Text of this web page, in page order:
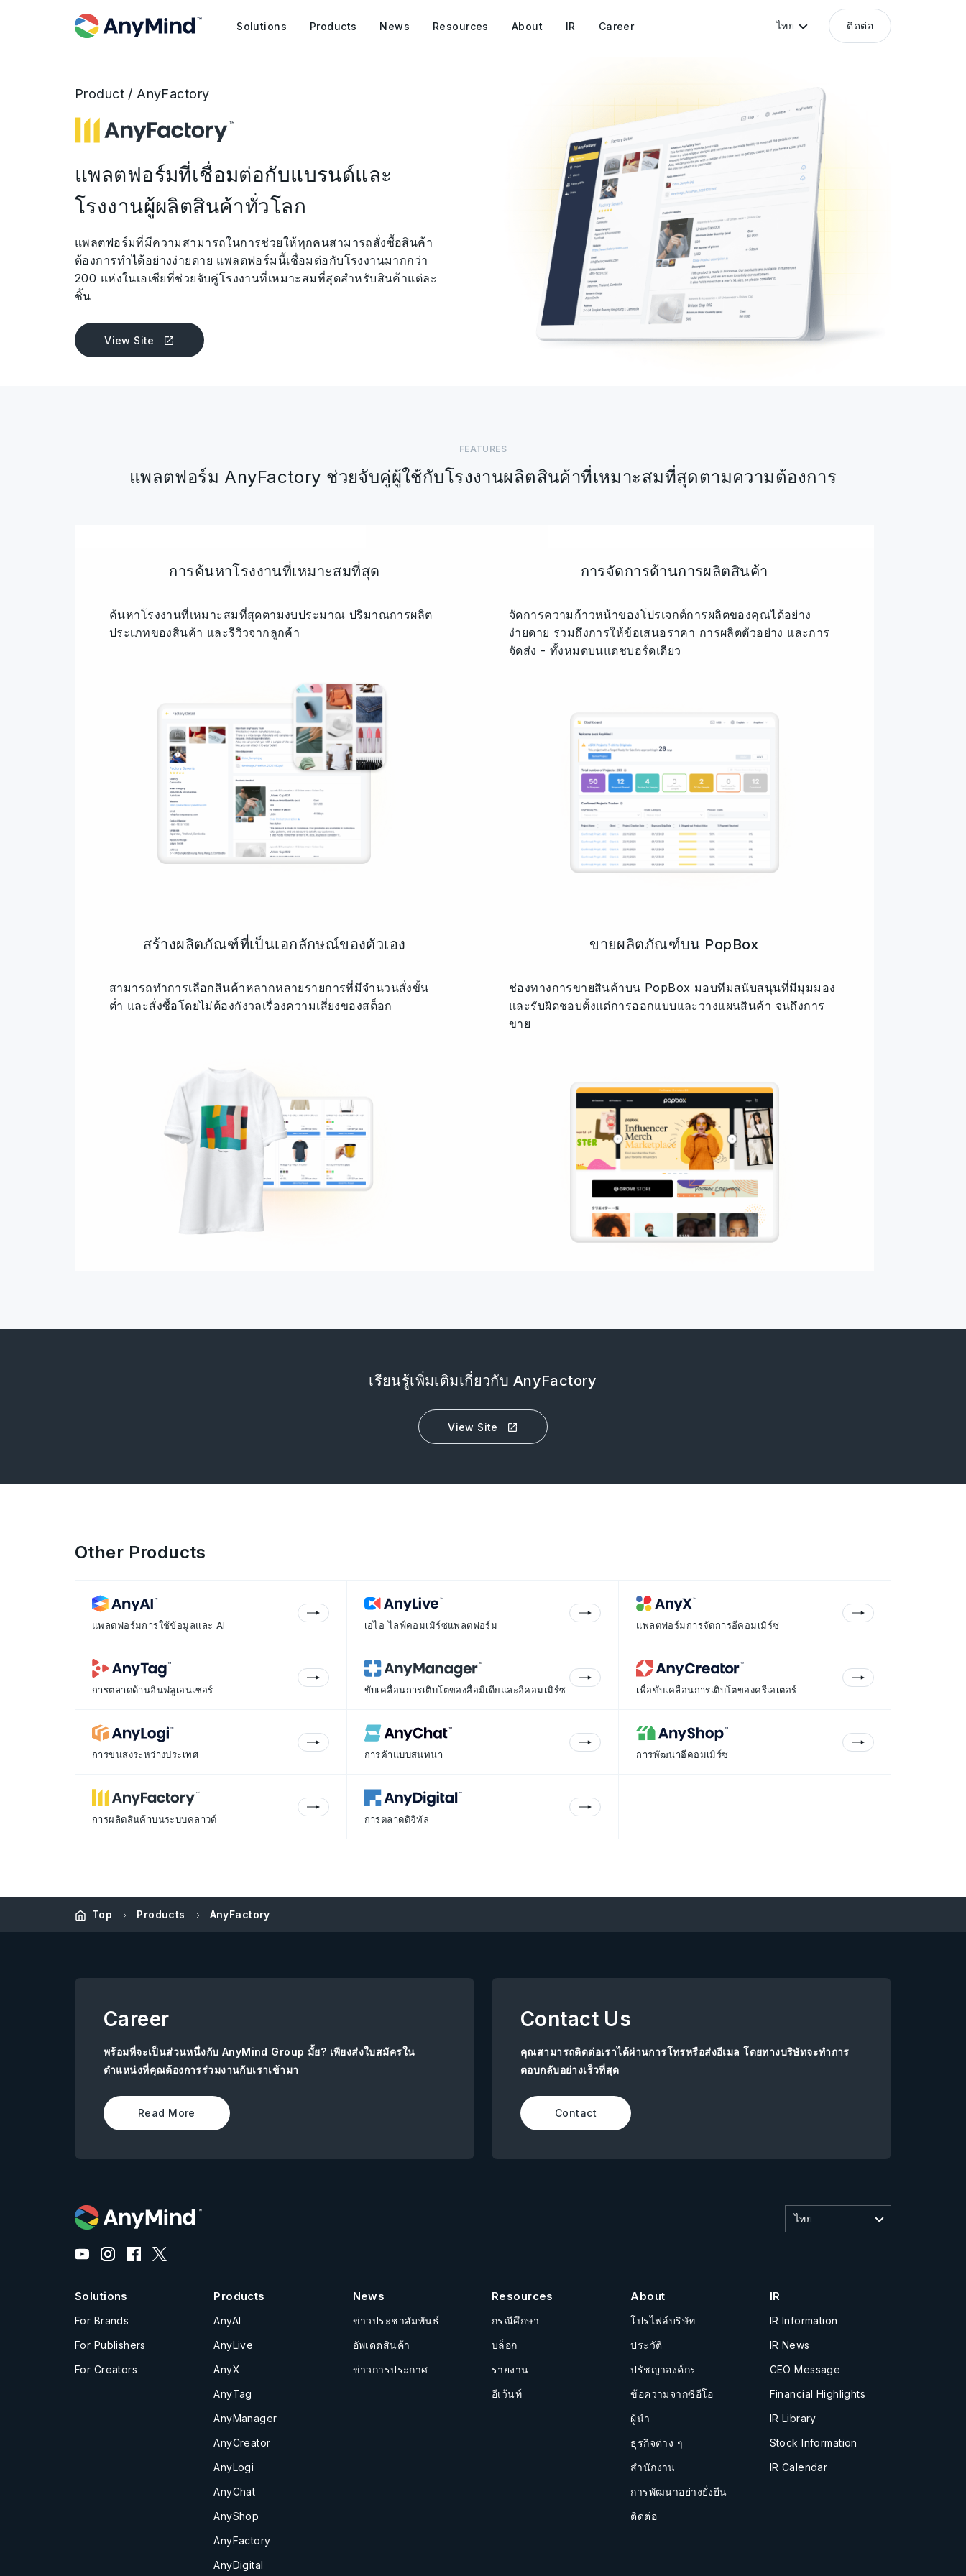
Solutions Products News Resources About IR Career ไทย ติดต่อ
Product / AnyFactory
แพลตฟอร์มที่เชื่อมต่อกับแบรนด์และ
โรงงานผู้ผลิตสินค้าทั่วโลก
แพลตฟอร์มที่มีความสามารถในการช่วยให้ทุกคนสามารถสั่งซื้อสินค้า
ต้องการทำได้อย่างง่ายดาย แพลตฟอร์มนี้เชื่อมต่อกับโรงงานมากกว่า
200 แห่งในเอเชียที่ช่วยจับคู่โรงงานที่เหมาะสมที่สุดสำหรับสินค้าแต่ละ
ชิ้น
View Site
FEATURES
แพลตฟอร์ม AnyFactory ช่วยจับคู่ผู้ใช้กับโรงงานผลิตสินค้าที่เหมาะสมที่สุดตามความต้องการ
การค้นหาโรงงานที่เหมาะสมที่สุด
ค้นหาโรงงานที่เหมาะสมที่สุดตามงบประมาณ ปริมาณการผลิต
ประเภทของสินค้า และรีวิวจากลูกค้า
การจัดการด้านการผลิตสินค้า
จัดการความก้าวหน้าของโปรเจกต์การผลิตของคุณได้อย่าง
ง่ายดาย รวมถึงการให้ข้อเสนอราคา การผลิตตัวอย่าง และการ
จัดส่ง - ทั้งหมดบนแดชบอร์ดเดียว
สร้างผลิตภัณฑ์ที่เป็นเอกลักษณ์ของตัวเอง
สามารถทำการเลือกสินค้าหลากหลายรายการที่มีจำนวนสั่งขั้น
ต่ำ และสั่งซื้อโดยไม่ต้องกังวลเรื่องความเสี่ยงของสต็อก
ขายผลิตภัณฑ์บน PopBox
ช่องทางการขายสินค้าบน PopBox มอบทีมสนับสนุนที่มีมุมมอง
และรับผิดชอบตั้งแต่การออกแบบและวางแผนสินค้า จนถึงการ
ขาย
เรียนรู้เพิ่มเติมเกี่ยวกับ AnyFactory
View Site
Other Products
แพลตฟอร์มการใช้ข้อมูลและ AI เอไอ ไลฟ์คอมเมิร์ซแพลตฟอร์ม แพลตฟอร์มการจัดการอีคอมเมิร์ซ
การตลาดด้านอินฟลูเอนเซอร์ ขับเคลื่อนการเติบโตของสื่อมีเดียและอีคอมเมิร์ซ เพื่อขับเคลื่อนการเติบโตของครีเอเตอร์
การขนส่งระหว่างประเทศ การค้าแบบสนทนา การพัฒนาอีคอมเมิร์ซ
การผลิตสินค้าบนระบบคลาวด์ การตลาดดิจิทัล
Top Products AnyFactory
Career
พร้อมที่จะเป็นส่วนหนึ่งกับ AnyMind Group มั้ย? เพียงส่งใบสมัครใน
ตำแหน่งที่คุณต้องการร่วมงานกับเราเข้ามา
Read More
Contact Us
คุณสามารถติดต่อเราได้ผ่านการโทรหรือส่งอีเมล โดยทางบริษัทจะทำการ
ตอบกลับอย่างเร็วที่สุด
Contact
ไทย
Solutions
For Brands
For Publishers
For Creators
Products
AnyAI
AnyLive
AnyX
AnyTag
AnyManager
AnyCreator
AnyLogi
AnyChat
AnyShop
AnyFactory
AnyDigital
News
ข่าวประชาสัมพันธ์
อัพเดตสินค้า
ข่าวการประกาศ
Resources
กรณีศึกษา
บล็อก
รายงาน
อีเว้นท์
About
โปรไฟล์บริษัท
ประวัติ
ปรัชญาองค์กร
ข้อความจากซีอีโอ
ผู้นำ
ธุรกิจต่าง ๆ
สำนักงาน
การพัฒนาอย่างยั่งยืน
ติดต่อ
IR
IR Information
IR News
CEO Message
Financial Highlights
IR Library
Stock Information
IR Calendar